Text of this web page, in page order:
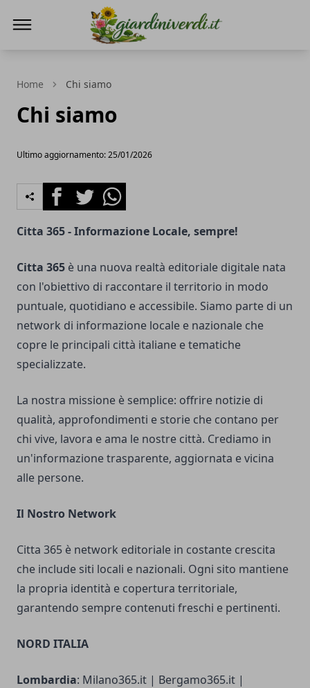
Home Chi siamo
Chi siamo
Ultimo aggiornamento: 25/01/2026
FacebookTwitterWhatsapp
Citta 365 - Informazione Locale, sempre!
Citta 365 è una nuova realtà editoriale digitale nata
con l'obiettivo di raccontare il territorio in modo
puntuale, quotidiano e accessibile. Siamo parte di un
network di informazione locale e nazionale che
copre le principali città italiane e tematiche
specializzate.
La nostra missione è semplice: offrire notizie di
qualità, approfondimenti e storie che contano per
chi vive, lavora e ama le nostre città. Crediamo in
un'informazione trasparente, aggiornata e vicina
alle persone.
Il Nostro Network
Citta 365 è network editoriale in costante crescita
che include siti locali e nazionali. Ogni sito mantiene
la propria identità e copertura territoriale,
garantendo sempre contenuti freschi e pertinenti.
NORD ITALIA
Lombardia: Milano365.it | Bergamo365.it |